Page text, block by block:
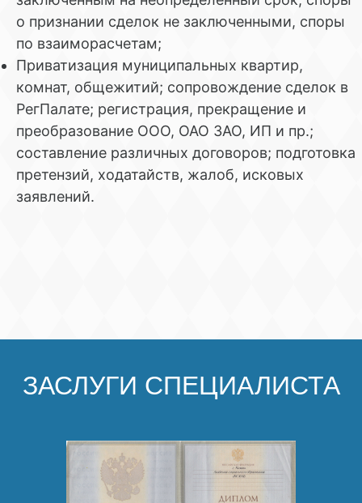
о признании сделок не заключенными, споры
по взаиморасчетам;
Приватизация муниципальных квартир,
комнат, общежитий; сопровождение сделок в
РегПалате; регистрация, прекращение и
преобразование ООО, ОАО ЗАО, ИП и пр.;
составление различных договоров; подготовка
претензий, ходатайств, жалоб, исковых
заявлений.
ЗАСЛУГИ СПЕЦИАЛИСТА